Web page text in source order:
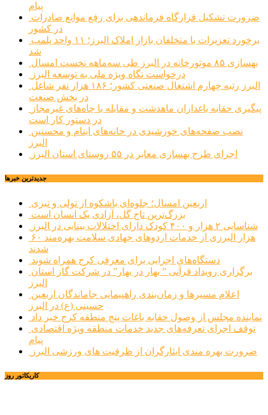
پیام
در کشور
شد
بهسازی ۸۵ موتورخانه در البرز طی سه‌ماهه نخست امسال
درخواست نگاه ویژه ملی به توسعه البرز
در بخش صنعت
در دستور کار است
البرز
اجرای طرح بهسازی معابر در ۵۵ روستای استان البرز
جديدترين خبرها
اربعین امسال؛ جلوه‌ای باشکوه از تولی و تبری
بزرگ‌ترین تاج گل، آزادی یک انسان است
شناسایی ۲ هزار و ۴۰۰ کودک دارای اختلالات بینایی در البرز
۶۰ هزار البرزی از خدمات اردوهای جهادی سلامت بهره‌مند
شدند
دستگاه‌های اجرایی برای معرفی کرج همراه شوند
البرز
حسینی (ع) در البرز
نماینده مجلس از وصول حقابه باغات پنج منطقه کرج خبر داد
پیام
ضرورت بهره مندی ایثارگران از ظرفیت های ورزشی البرز
کاریکاتور روز